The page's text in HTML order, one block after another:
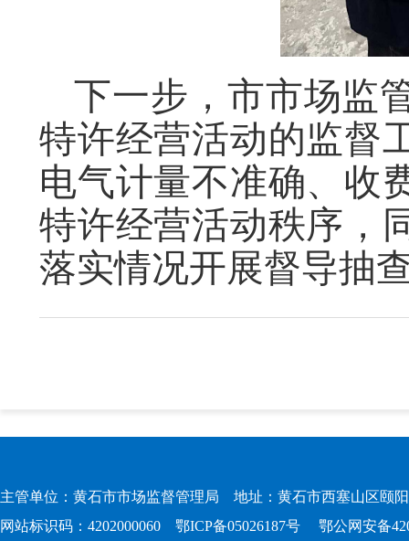
下一步，市市场监
特许经营活动的监督
电气计量不准确、收
特许经营活动秩序，
落实情况开展督导抽
主管单位：黄石市市场监督管理局 地址：黄石市西塞山区颐
网站标识码：4202000060 鄂ICP备05026187号 鄂公网安备